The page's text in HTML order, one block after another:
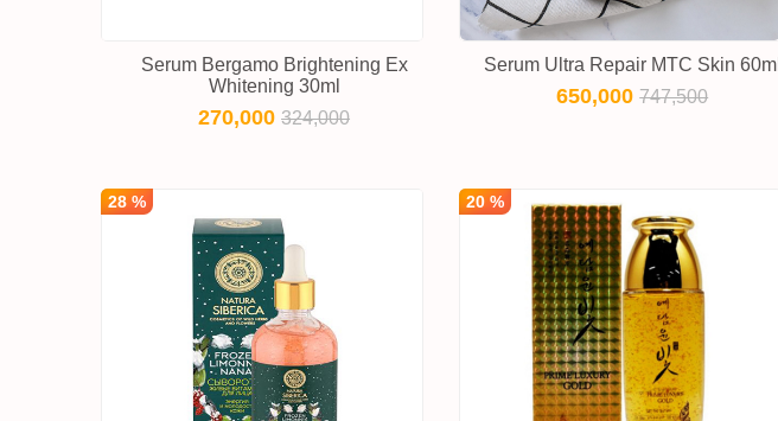
Serum Bergamo Brightening Ex
Whitening 30ml
270,000324,000
Serum Ultra Repair MTC Skin 60ml
650,000747,500
28 % 20 %